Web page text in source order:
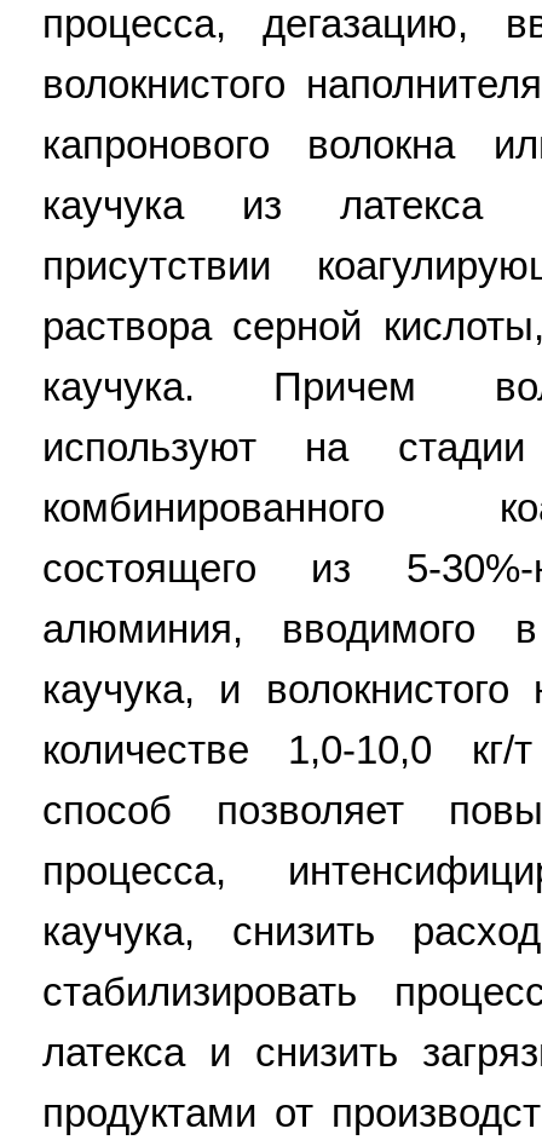
процесса, дегазацию,
волокнистого
капронового волокна
каучука из латекса
присутствии
раствора серной
каучука. Причем
используют на
комбинированного
состоящего из 5-
алюминия, вводимого
каучука, и
количестве 1,0-10,0
способ позволяет
процесса,
каучука, снизить
стабилизировать
латекса и снизить
продуктами от